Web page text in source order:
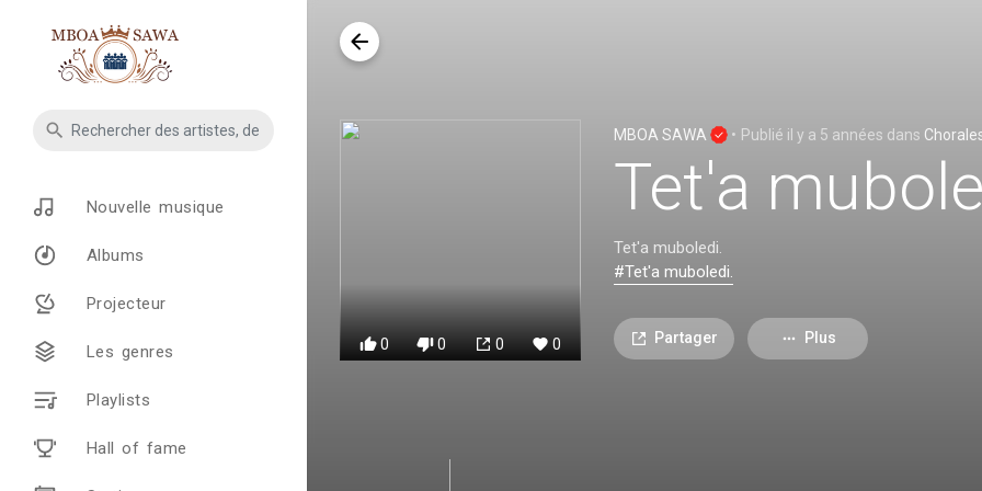
Nouvelle musique
Albums
Projecteur
Les genres
Playlists
Hall of fame
0 0 0 0
MBOA SAWA • Publié il y a 5 années dans
Tet'a
Tet'a muboledi.
#Tet'a muboledi.
Partager Plus